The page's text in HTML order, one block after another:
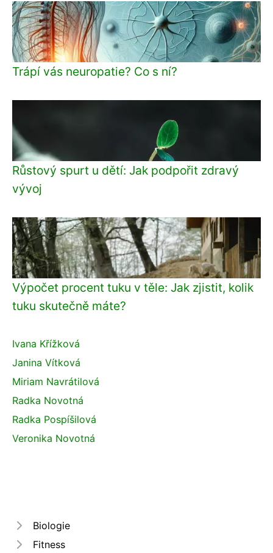
Trápí vás neuropatie? Co s ní?
Růstový spurt u dětí: Jak podpořit zdravý
vývoj
Výpočet procent tuku v těle: Jak zjistit, kolik
tuku skutečně máte?
Ivana Křížková
Janina Vítková
Miriam Navrátilová
Radka Novotná
Radka Pospíšilová
Veronika Novotná
Biologie
Fitness